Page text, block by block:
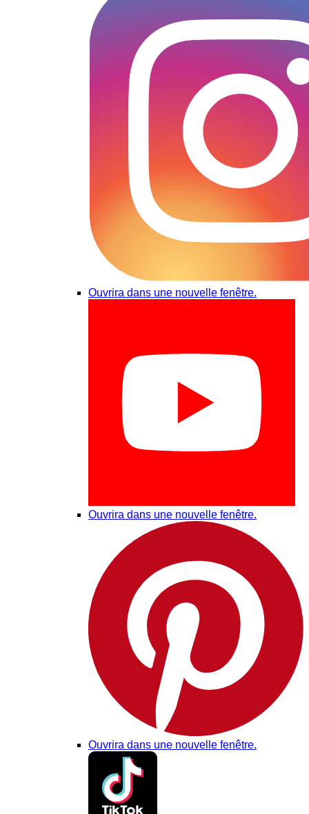
Ouvrira dans une nouvelle fenêtre.
Ouvrira dans une nouvelle fenêtre.
Ouvrira dans une nouvelle fenêtre.